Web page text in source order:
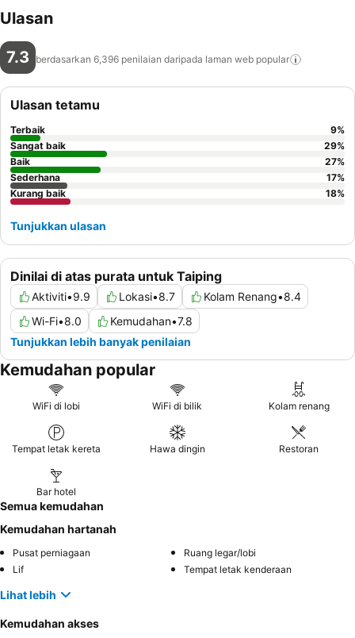
Ulasan
7.3 berdasarkan 6,396 penilaian daripada laman web popular
Dinilai di atas purata untuk Taiping
Aktiviti•9.9 Lokasi•8.7 Kolam Renang•8.4
Wi-Fi•8.0 Kemudahan•7.8
Tunjukkan lebih banyak penilaian
Ulasan tetamu
Terbaik 9%
Sangat baik
29%
Baik
27%
Sederhana
17%
Kurang baik
18%
Tunjukkan ulasan
Kemudahan popular
WiFi di lobi WiFi di bilik Kolam renang
Tempat letak kereta Hawa dingin Restoran
Bar hotel
Semua kemudahan
Kemudahan hartanah
Pusat perniagaan
Ruang legar/lobi
Lif
Tempat letak kenderaan
Lihat lebih
Kemudahan akses